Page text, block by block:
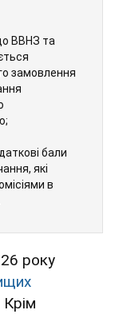
ВВНЗ та
замовлення
бали
які
в
року
Крім